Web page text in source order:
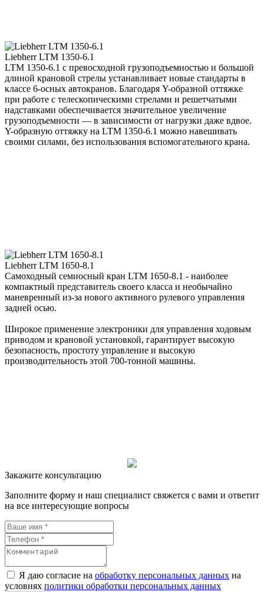
Liebherr LTM 1350-6.1
LTM 1350-6.1 с превосходной грузоподъемностью и большой
длиной крановой стрелы устанавливает новые стандарты в
классе 6-осных автокранов. Благодаря Y-образной оттяжке
при работе с телескопическими стрелами и решетчатыми
надставками обеспечивается значительное увеличение
грузоподъемности — в зависимости от нагрузки даже вдвое.
Y-образную оттяжку на LTM 1350-6.1 можно навешивать
своими силами, без использования вспомогательного крана.
Liebherr LTM 1650-8.1
Самоходный семиосный кран LTM 1650-8.1 - наиболее
компактный представитель своего класса и необычайно
маневренный из-за нового активного рулевого управления
задней осью.
Широкое применение электроники для управления ходовым
приводом и крановой установкой, гарантирует высокую
безопасность, простоту управление и высокую
производительность этой 700-тонной машины.
Закажите консультацию
Заполните форму и наш специалист свяжется с вами и ответит
на все интересующие вопросы
Я даю согласие на обработку персональных данных на
условиях политики обработки персональных данных